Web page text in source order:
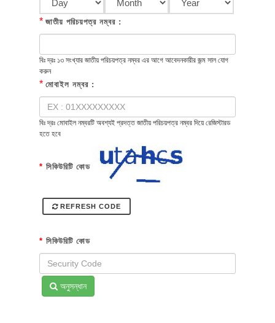
* জাতীয় পরিচয়পত্র নম্বর :
বিঃ দ্রঃ ১৩ সংখ্যার জাতীয় পরিচয়পত্র নম্বর এর আগে আবেদনকারীর জন্ম সাল যোগ
করুন
* মোবাইল নম্বর :
বিঃ দ্রঃ মোবাইল নম্বরটি অবশ্যই প্রদত্ত জাতীয় পরিচয়পত্র নম্বর দিয়ে রেজিস্টারড
হতে হবে
* সিকিউরিটি কোড
REFRESH CODE
* সিকিউরিটি কোড
অনুসন্ধান